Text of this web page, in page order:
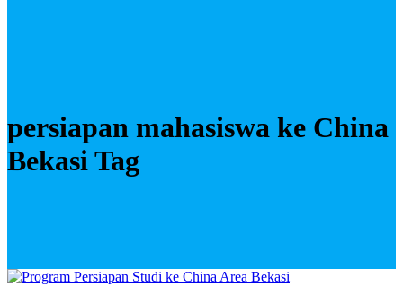
persiapan mahasiswa ke China
Bekasi Tag